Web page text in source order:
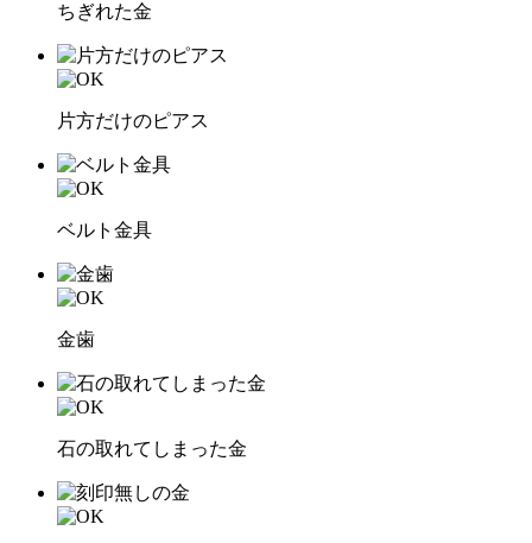
ちぎれた金
片方だけのピアス
ベルト金具
金歯
石の取れてしまった金